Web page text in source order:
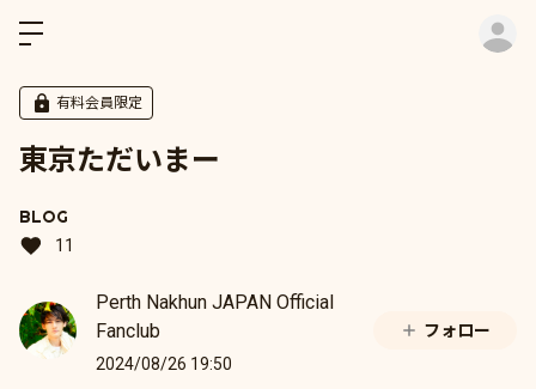
有料会員限定
東京ただいまー
BLOG
11
Perth Nakhun JAPAN Official
Fanclub
2024/08/26 19:50
フォロー